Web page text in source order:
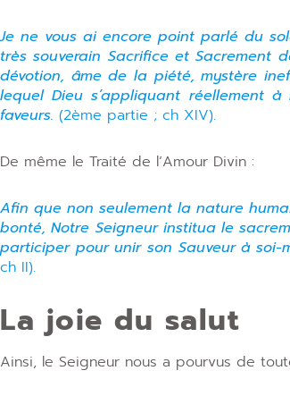
Je ne vous ai encore point parlé du
très souverain Sacrifice et
dévotion, âme de la piété, mystère
lequel Dieu s’appliquant réellement
faveurs. (2ème partie ; ch XIV).
De même le Traité de l’Amour Divin :
Afin que non seulement la nature
bonté, Notre Seigneur institua le
participer pour unir son Sauveur à
ch II).
La joie du salut
Ainsi, le Seigneur nous a pourvus de